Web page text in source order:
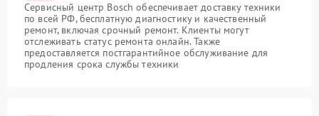
Сервисный центр Bosch обеспечивает доставку техники
по всей РФ, бесплатную диагностику и качественный
ремонт, включая срочный ремонт. Клиенты могут
отслеживать статус ремонта онлайн. Также
предоставляется постгарантийное обслуживание для
продления срока службы техники